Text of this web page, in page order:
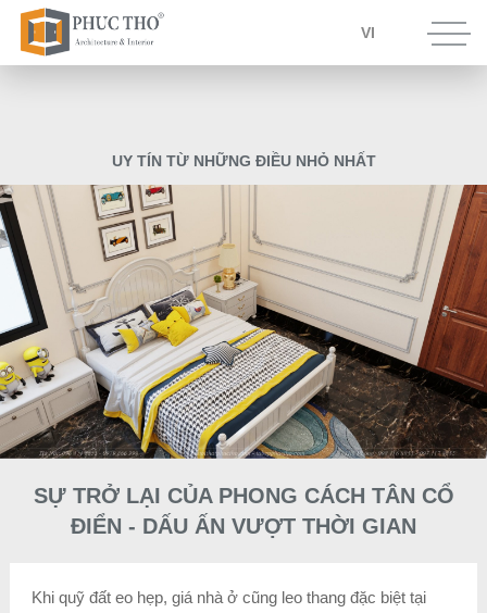
UY TÍN TỪ NHỮNG ĐIỀU NHỎ NHẤT
VI
SỰ TRỞ LẠI CỦA PHONG CÁCH TÂN CỔ
ĐIỂN - DẤU ẤN VƯỢT THỜI GIAN
Khi quỹ đất eo hẹp, giá nhà ở cũng leo thang đặc biệt tại